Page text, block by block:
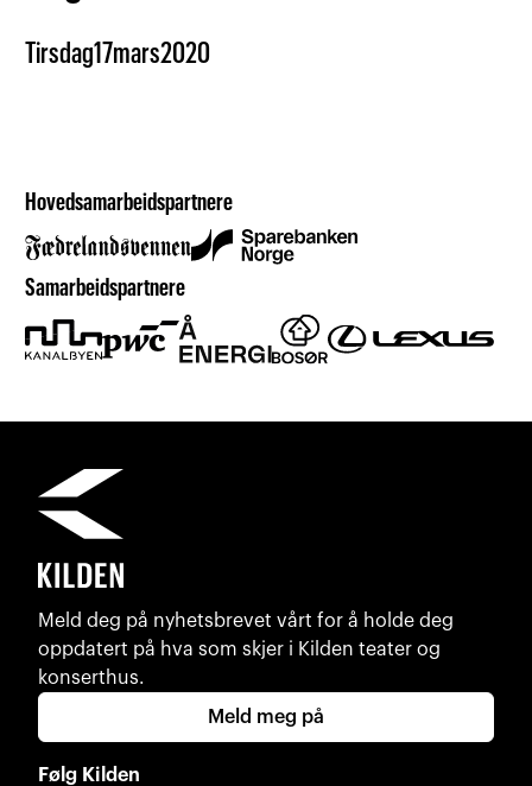
Tirsdag17mars2020
Hovedsamarbeidspartnere
Samarbeidspartnere
Meld deg på nyhetsbrevet vårt for å holde deg
oppdatert på hva som skjer i Kilden teater og
konserthus.
Meld meg på
Følg Kilden